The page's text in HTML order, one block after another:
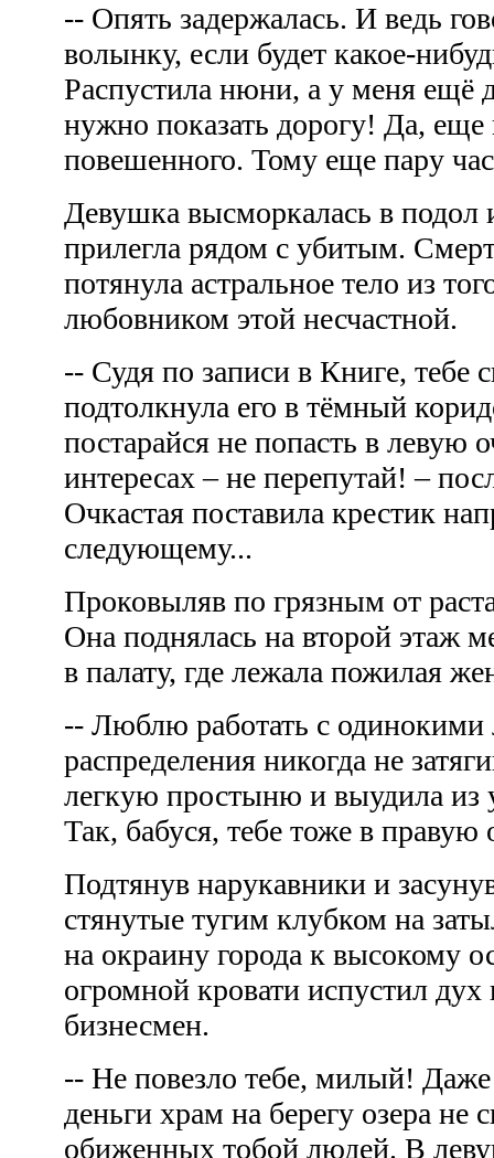
-- Опять задержалась. И ведь
волынку, если будет какое-
Распустила нюни, а у меня ещё
нужно показать дорогу! Да, еще
повешенного. Тому еще пару
Девушка высморкалась в подол
прилегла рядом с убитым.
потянула астральное тело из
любовником этой несчастной.
-- Судя по записи в Книге, тебе
подтолкнула его в тёмный
постарайся не попасть в левую
интересах – не перепутай! –
Очкастая поставила крестик
следующему...
Проковыляв по грязным от
Она поднялась на второй этаж
в палату, где лежала пожилая
-- Люблю работать с
распределения никогда не
легкую простыню и выудила из
Так, бабуся, тебе тоже в
Подтянув нарукавники и
стянутые тугим клубком на
на окраину города к высокому
огромной кровати испустил дух
бизнесмен.
-- Не повезло тебе, милый!
деньги храм на берегу озера не
обиженных тобой людей. В